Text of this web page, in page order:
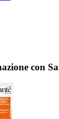
con